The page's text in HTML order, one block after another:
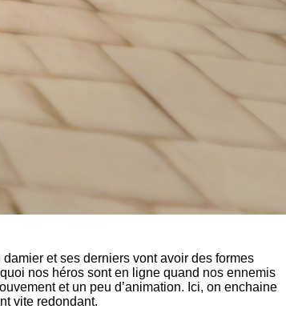
et ses derniers vont avoir des formes
nos héros sont en ligne quand nos ennemis
et un peu d’animation. Ici, on enchaine
vite redondant.